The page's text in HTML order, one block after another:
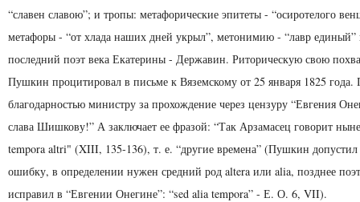
“славен славою”; и тропы: метафорические эпитеты - “осиротелого
метафоры - “от хлада наших дней укрыл”, метонимию - “лавр единый”
последний поэт века Екатерины - Державин. Риторическую свою
Пушкин процитировал в письме к Вяземскому от 25 января 1825 года.
благодарностью министру за прохождение через цензуру “Евгения
слава Шишкову!” А заключает ее фразой: “Так Арзамасец говорит
tempora altri" (XIII, 135-136), т. е. “другие времена” (Пушкин допустил
ошибку, в определении нужен средний род altera или alia, позднее
исправил в “Евгении Онегине”: “sed alia tempora” - Е. О. 6, VII).